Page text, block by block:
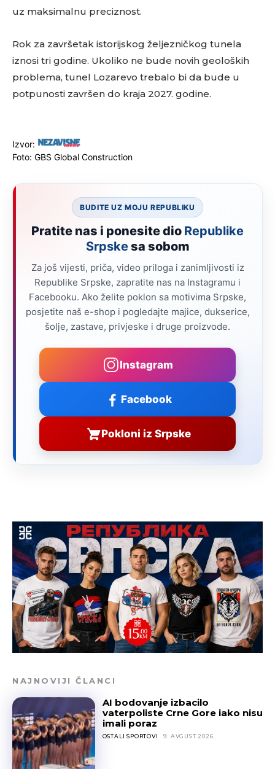
uz maksimalnu preciznost.
Rok za završetak istorijskog željezničkog tunela
iznosi tri godine. Ukoliko ne bude novih geoloških
problema, tunel Lozarevo trebalo bi da bude u
potpunosti završen do kraja 2027. godine.
Izvor:
Foto: GBS Global Construction
BUDITE UZ MOJU REPUBLIKU
Pratite nas i ponesite dio Republike
Srpskesa sobom
Za još vijesti, priča, video priloga i zanimljivosti iz
Republike Srpske, zapratite nas na Instagramu i
Facebooku. Ako želite poklon sa motivima Srpske,
posjetite naš e-shop i pogledajte majice, dukserice,
šolje, zastave, privjeske i druge proizvode.
Instagram
Facebook
Pokloni iz Srpske
NAJNOVIJI ČLANCI
AI bodovanje izbacilo
vaterpoliste Crne Gore iako nisu
imali poraz
OSTALI SPORTOVI 9. AVGUST 2026.